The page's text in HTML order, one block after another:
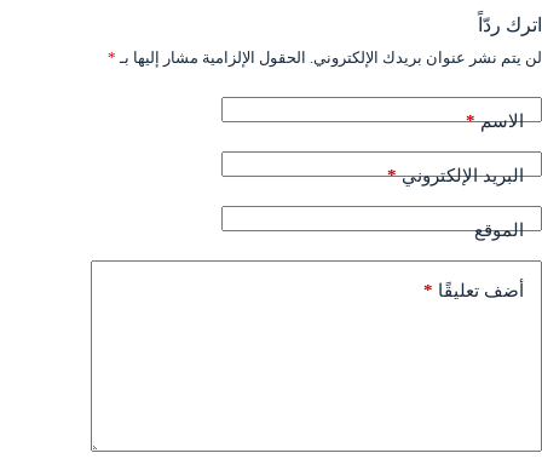
اترك ردّاً
لن يتم نشر عنوان بريدك الإلكتروني. الحقول الإلزامية مشار إليها بـ *
الاسم*
البريد الإلكتروني*
الموقع
أضف تعليقًا *